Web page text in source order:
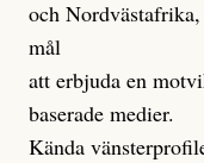
och
mål
att erbjuda en
baserade medier.
Kända